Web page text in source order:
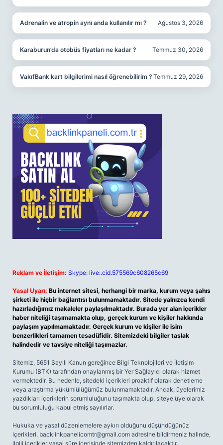
Adrenalin ve atropin aynı anda kullanılır mı ? Ağustos 3, 2026
Karaburun’da otobüs fiyatları ne kadar ? Temmuz 30, 2026
VakıfBank kart bilgilerimi nasıl öğrenebilirim ? Temmuz 29, 2026
Reklam ve İletişim: Skype: live:.cid.575569c608265c69
Yasal Uyarı: Bu internet sitesi, herhangi bir marka, kurum veya şahıs
şirketi ile hiçbir bağlantısı bulunmamaktadır. Sitede yalnızca kendi
hazırladığımız makaleler paylaşılmaktadır. Burada yer alan içerikler
haber niteliği taşımamakta olup, gerçek kurum ve kişiler hakkında
paylaşım yapılmamaktadır. Gerçek kurum ve kişiler ile isim
benzerlikleri tamamen tesadüfidir. Sitemizdeki bilgiler taslak
halindedir ve tavsiye niteliği taşımazlar.
Sitemiz, 5651 Sayılı Kanun gereğince Bilgi Teknolojileri ve İletişim
Kurumu (BTK) tarafından onaylanmış bir Yer Sağlayıcı olarak hizmet
vermektedir. Bu nedenle, sitedeki içerikleri proaktif olarak denetleme
veya araştırma yükümlülüğümüz bulunmamaktadır. Ancak, üyelerimiz
yazdıkları içeriklerin sorumluluğunu taşımakta olup, siteye üye olarak
bu sorumluluğu kabul etmiş sayılırlar.
Hukuka ve yasal düzenlemelere aykırı olduğunu düşündüğünüz
içerikleri, backlinkpanelicomtr@gmail.com adresine bildirmeniz halinde,
ilgili içerikler yasal süre içerisinde sitemizden kaldırılacaktır.